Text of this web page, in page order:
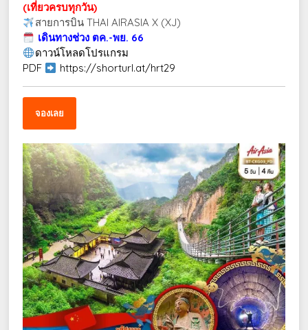
(เที่ยวครบทุกวัน)
สายการบิน THAI AIRASIA X (XJ)
เดินทางช่วง ตค.-พย. 66
ดาวน์โหลดโปรแกรม
PDF
https://shorturl.at/hrt29
จองเลย